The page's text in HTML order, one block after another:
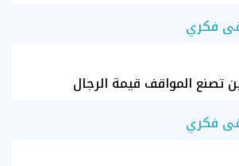
فكري
تصنع المواقف قيمة الرجال
فكري